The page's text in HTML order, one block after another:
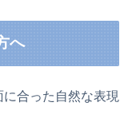
へ
合った自然な表現